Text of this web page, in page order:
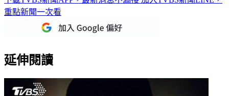
重點新聞一次看
延伸閱讀